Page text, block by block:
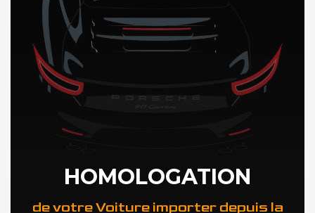
HOMOLOGATION
de votre Voiture importer depuis la